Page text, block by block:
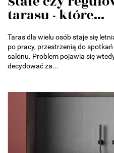
tarasu - które...
Taras dla wielu osób staje się
po pracy, przestrzenią do
salonu. Problem pojawia się
decydować za...